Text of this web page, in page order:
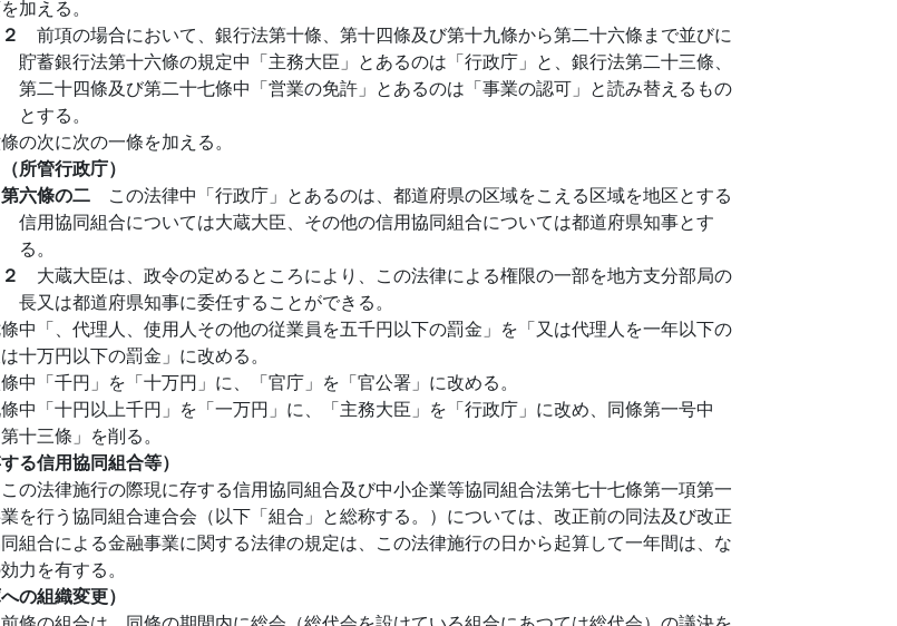
加える。
２ 前項の場合において、銀行法第十條、第十四條及び第十九條から第二十六條まで並びに
貯蓄銀行法第十六條の規定中「主務大臣」とあるのは「行政庁」と、銀行法第二十三條、
第二十四條及び第二十七條中「営業の免許」とあるのは「事業の認可」と読み替えるもの
とする。
の次に次の一條を加える。
（所管行政庁）
第六條の二 この法律中「行政庁」とあるのは、都道府県の区域をこえる区域を地区とする
信用協同組合については大蔵大臣、その他の信用協同組合については都道府県知事とす
る。
２ 大蔵大臣は、政令の定めるところにより、この法律による権限の一部を地方支分部局の
長又は都道府県知事に委任することができる。
中「、代理人、使用人その他の従業員を五千円以下の罰金」を「又は代理人を一年以下の
十万円以下の罰金」に改める。
中「千円」を「十万円」に、「官庁」を「官公署」に改める。
中「十円以上千円」を「一万円」に、「主務大臣」を「行政庁」に改め、同條第一号中
第十三條」を削る。
する信用協同組合等）
この法律施行の際現に存する信用協同組合及び中小企業等協同組合法第七十七條第一項第一
を行う協同組合連合会（以下「組合」と総称する。）については、改正前の同法及び改正
組合による金融事業に関する法律の規定は、この法律施行の日から起算して一年間は、な
力を有する。
への組織変更）